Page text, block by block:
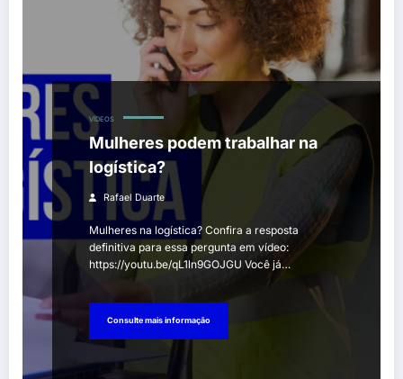
VÍDEOS
Mulheres podem trabalhar na
logística?
Rafael Duarte
Mulheres na logística? Confira a resposta
definitiva para essa pergunta em vídeo:
https://youtu.be/qL1ln9GOJGU Você já…
Consulte mais informação